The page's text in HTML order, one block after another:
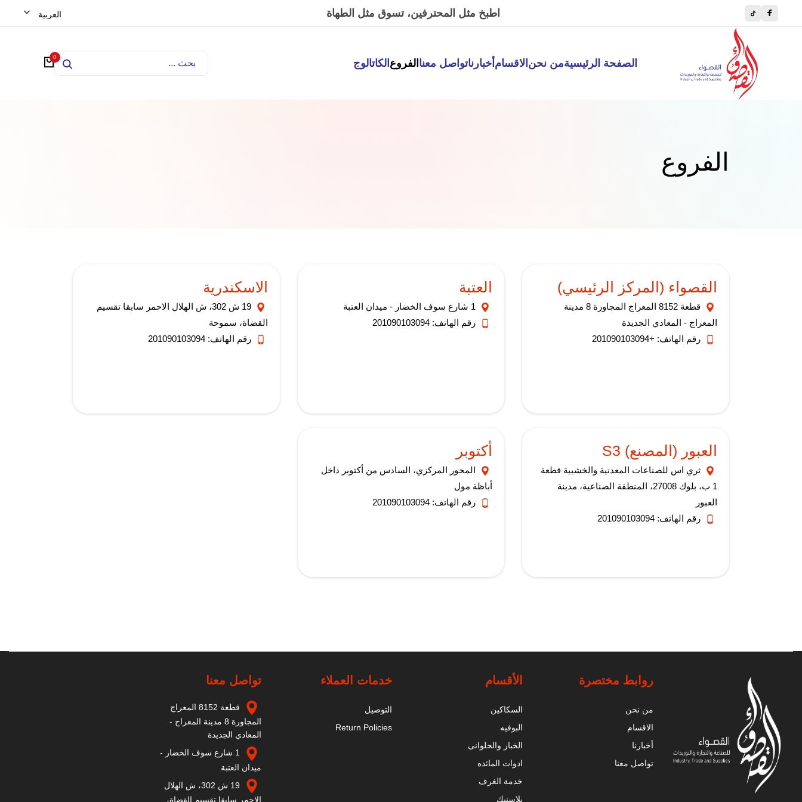
القصواء العربية
الصفحة الرئيسيةمن نحن الاقسام أخبارناتواصل معنا الفروع الكاتالوج
0
الفروع
القصواء (المركز الرئيسي)
قطعة 8152 المعراج المجاورة 8 مدينة
المعراج - المعادي الجديدة
رقم الهاتف: +201090103094
العتبة
رقم الهاتف: 201090103094
الاسكندرية
19 ش 302، ش الهلال الاحمر سابقا تقسيم
القضاة، سموحة
رقم الهاتف: 201090103094
العبور (المصنع) S3
ثري اس للصناعات المعدنية والخشبية قطعة
1 ب، بلوك 27008، المنطقة الصناعية، مدينة
العبور
رقم الهاتف: 201090103094
أكتوبر
المحور المركزي، السادس من أكتوبر داخل
أباظة مول
رقم الهاتف: 201090103094
روابط مختصرة
من نحن
الاقسام
أخبارنا
تواصل معنا
الأقسام
السكاكين
البوفيه
الخباز والحلوانى
ادوات المائده
خدمة الغرف
بلاستيك
خدمات العملاء
التوصيل
Return Policies
تواصل معنا
قطعة 8152 المعراج
المجاورة 8 مدينة المعراج -
المعادي الجديدة
1 شارع سوف الخضار -
ميدان العتبة
19 ش 302، ش الهلال
الاحمر سابقا تقسيم القضاة،